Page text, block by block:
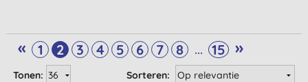
« 1 2 3 4 5 6 7 8 ... 15 »
Sorteren:
Tonen: